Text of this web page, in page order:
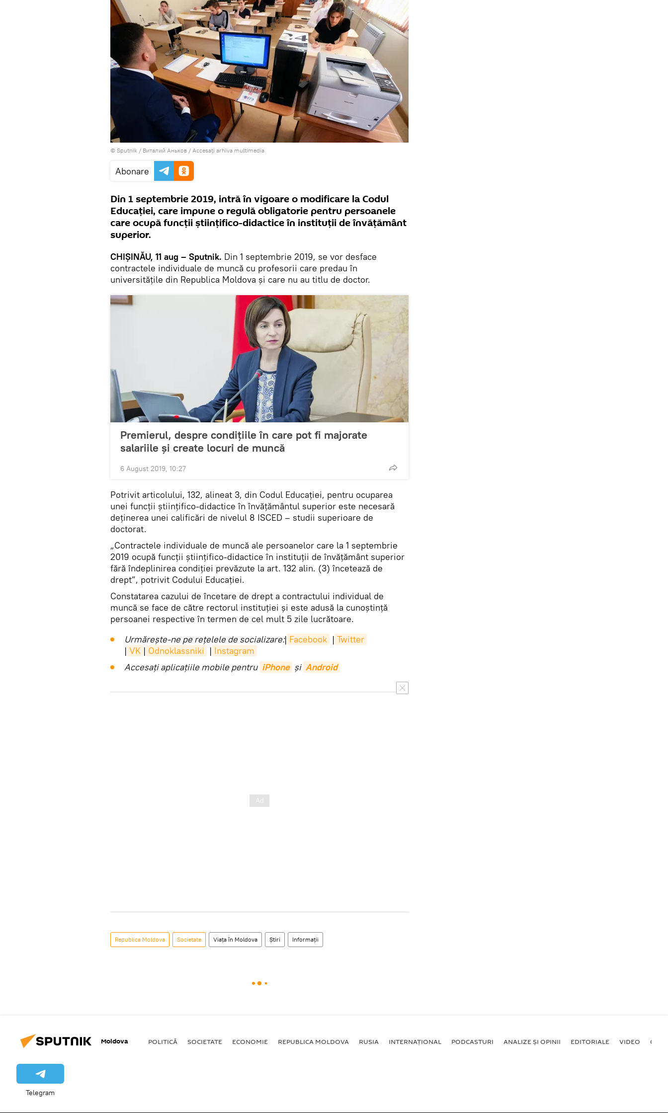
© Sputnik / Виталий Аньков / Accesați arhiva multimedia
Abonare
Din 1 septembrie 2019, intră în vigoare o modificare la Codul
Educației, care impune o regulă obligatorie pentru persoanele
care ocupă funcţii ştiinţifico-didactice în instituţii de învăţământ
superior.
CHIȘINĂU, 11 aug – Sputnik. Din 1 septembrie 2019, se vor desface
contractele individuale de muncă cu profesorii care predau în
universitățile din Republica Moldova şi care nu au titlu de doctor.
Premierul, despre condițiile în care pot fi majorate
salariile și create locuri de muncă
6 August 2019, 10:27
Potrivit articolului, 132, alineat 3, din Codul Educaţiei, pentru ocuparea
unei funcţii ştiinţifico-didactice în învăţământul superior este necesară
deţinerea unei calificări de nivelul 8 ISCED – studii superioare de
doctorat.
„Contractele individuale de muncă ale persoanelor care la 1 septembrie
2019 ocupă funcţii ştiinţifico-didactice în instituţii de învăţământ superior
fără îndeplinirea condiţiei prevăzute la art. 132 alin. (3) încetează de
drept”, potrivit Codului Educaţiei.
Constatarea cazului de încetare de drept a contractului individual de
muncă se face de către rectorul instituţiei şi este adusă la cunoştinţă
persoanei respective în termen de cel mult 5 zile lucrătoare.
Urmărește-ne pe rețelele de socializare:| Facebook | Twitter
| VK | Odnoklassniki | Instagram
Accesaţi aplicaţiile mobile pentru iPhone și Android
Republica Moldova Societate Viața în Moldova Știri Informații
Moldova POLITICĂ SOCIETATE ECONOMIE REPUBLICA MOLDOVA RUSIA INTERNAȚIONAL PODCASTURI ANALIZE ȘI OPINII EDITORIALE VIDEO
Telegram